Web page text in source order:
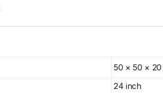
50 × 50 ×
24 inch